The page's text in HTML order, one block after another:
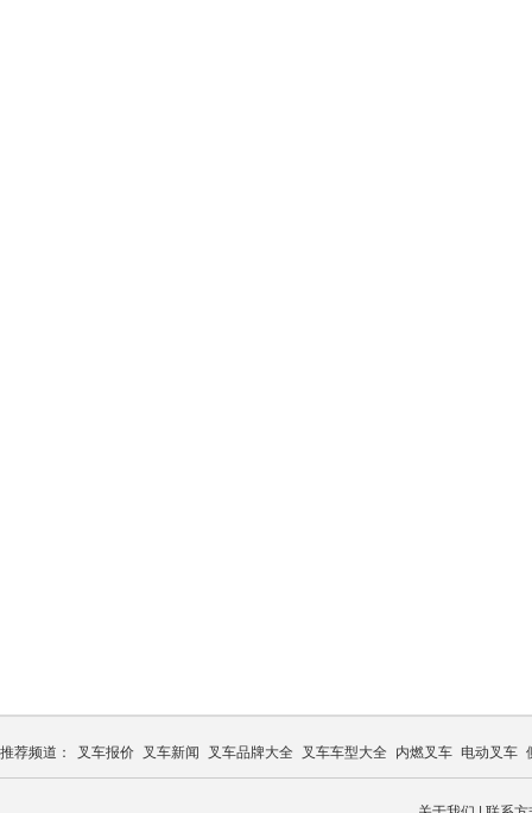
推荐频道： 叉车报价 叉车新闻 叉车品牌大全 叉车车型大全 内燃叉车 电动叉车